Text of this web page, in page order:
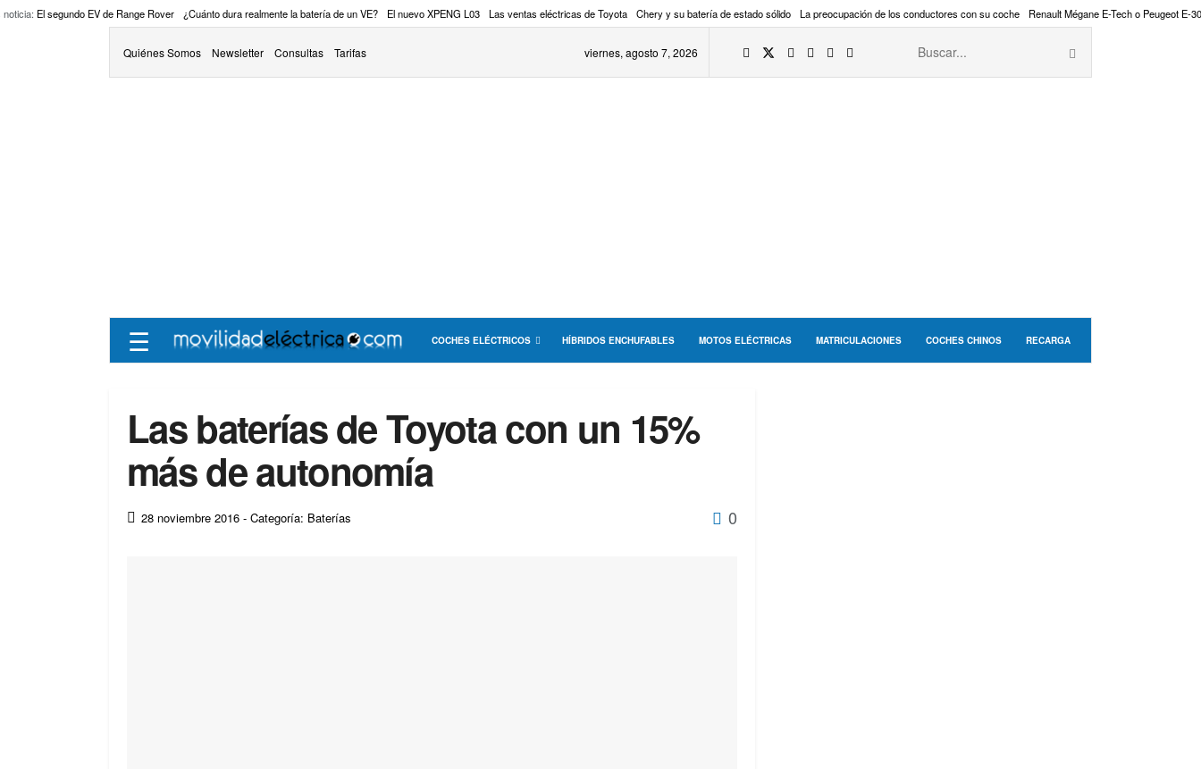
noticia: El segundo EV de Range Rover ¿Cuánto dura realmente la batería de un VE? El nuevo XPENG L03 Las ventas eléctricas de Toyota Chery y su batería de estado sólido La preocupación de los conductores con su coche Renault Mégane E-Tech o Peugeot E-
Quiénes Somos Newsletter Consultas Tarifas viernes, agosto 7, 2026
☰ COCHES ELÉCTRICOS HÍBRIDOS ENCHUFABLES MOTOS ELÉCTRICAS MATRICULACIONES COCHES CHINOS RECARGA
Las baterías de Toyota con un 15%
más de autonomía
28 noviembre 2016 - Categoría: Baterías 0